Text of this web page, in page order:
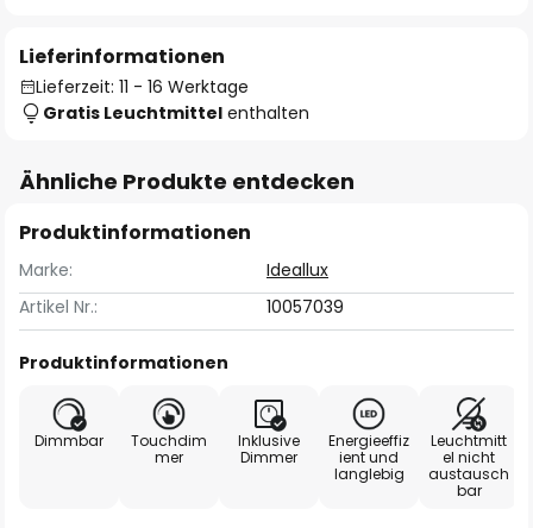
Lieferinformationen
Lieferzeit: 11 - 16 Werktage
Gratis Leuchtmittel enthalten
Ähnliche Produkte entdecken
Produktinformationen
Marke:
Ideallux
Artikel Nr.:
10057039
Produktinformationen
Dimmbar
Touchdim
mer
Inklusive
Dimmer
Energieeffiz
ient und
langlebig
Leuchtmitt
el nicht
austausch
bar